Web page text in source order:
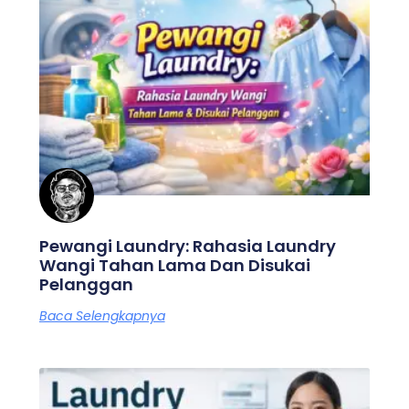
Pewangi Laundry: Rahasia Laundry
Wangi Tahan Lama Dan Disukai
Pelanggan
Baca Selengkapnya